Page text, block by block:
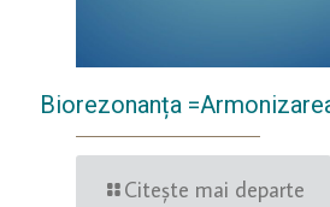
Biorezonanța
Citește mai departe